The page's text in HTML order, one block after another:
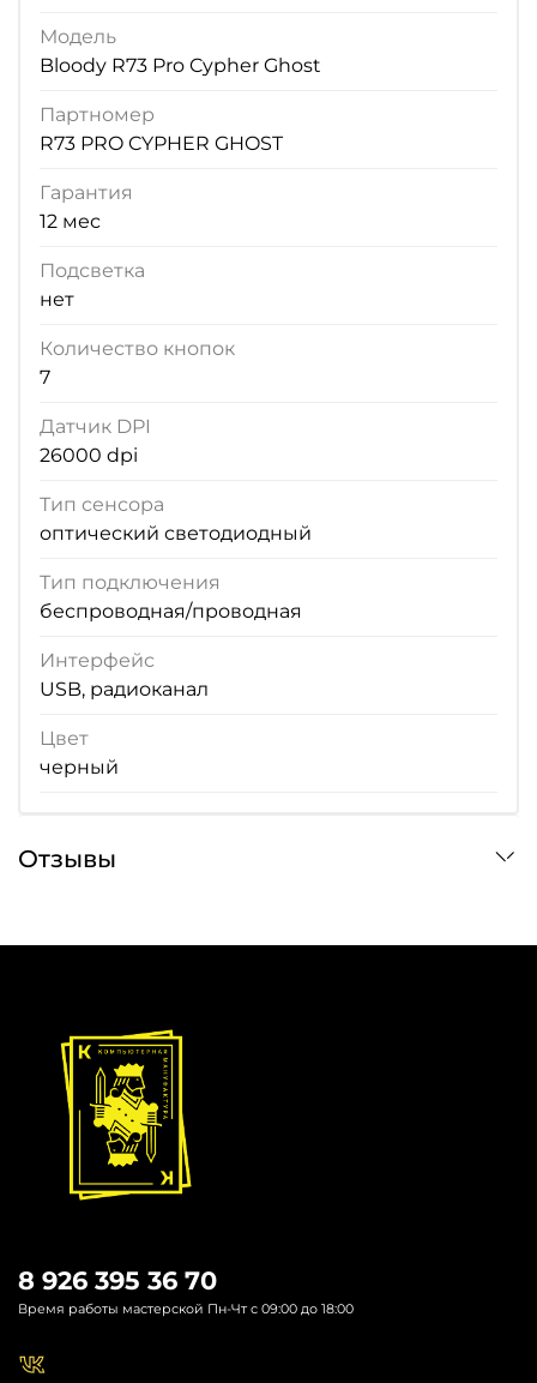
Модель
Bloody R73 Pro Cypher Ghost
Партномер
R73 PRO CYPHER GHOST
Гарантия
12 мес
Подсветка
нет
Количество кнопок
7
Датчик DPI
26000 dpi
Тип сенсора
оптический светодиодный
Тип подключения
беспроводная/проводная
Интерфейс
USB, радиоканал
Цвет
черный
Отзывы
8 926 395 36 70
Время работы мастерской Пн-Чт с 09:00 до 18:00